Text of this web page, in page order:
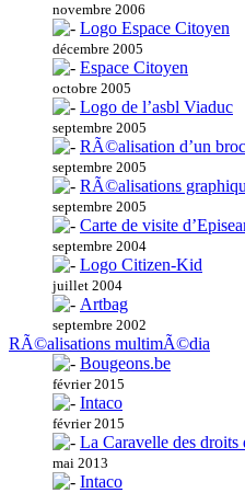
novembre 2006
Logo Espace Citoyen
décembre 2005
Espace Citoyen
octobre 2005
Logo de l’asbl Viaduc
septembre 2005
RÃ©alisation d’un
septembre 2005
RÃ©alisations
septembre 2005
Carte de visite
septembre 2004
Logo Citizen-Kid
juillet 2004
Artbag
septembre 2002
RÃ©alisations multimÃ©dia
Bougeons.be
février 2015
Intaco
février 2015
La Caravelle des droits
mai 2013
Intaco